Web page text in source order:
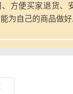
方便买家退货、
为自己的商品做好